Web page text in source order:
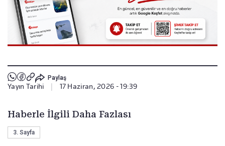
Paylaş
Yayın Tarihi 17 Haziran, 2026 - 19:39
Haberle İlgili Daha Fazlası
3. Sayfa